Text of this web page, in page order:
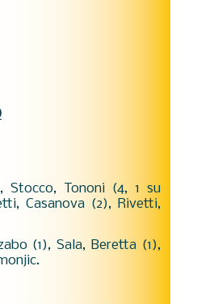
Stocco, Tononi (4, 1 su
Casanova (2), Rivetti,
(1), Sala, Beretta (1),